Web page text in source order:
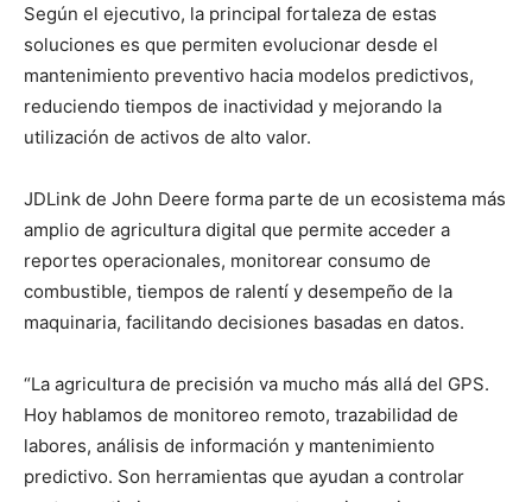
Según el ejecutivo, la principal fortaleza de estas
soluciones es que permiten evolucionar desde el
mantenimiento preventivo hacia modelos predictivos,
reduciendo tiempos de inactividad y mejorando la
utilización de activos de alto valor.
JDLink de John Deere forma parte de un ecosistema más
amplio de agricultura digital que permite acceder a
reportes operacionales, monitorear consumo de
combustible, tiempos de ralentí y desempeño de la
maquinaria, facilitando decisiones basadas en datos.
“La agricultura de precisión va mucho más allá del GPS.
Hoy hablamos de monitoreo remoto, trazabilidad de
labores, análisis de información y mantenimiento
predictivo. Son herramientas que ayudan a controlar